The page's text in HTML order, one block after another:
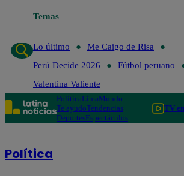
TemasLo último
Lo último
Me Caigo de Risa
Perú Decide 2026
Fútbol peruano
Valentina Valiente
PolíticaLimaMundo
Te ayudoTendencias
DeportesEspectáculos
TV
Política